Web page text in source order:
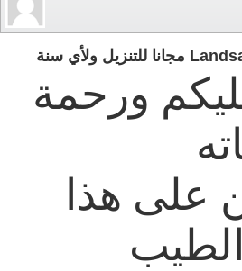
ورحمة
على هذا
الطيب